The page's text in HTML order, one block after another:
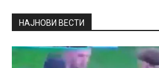
НAЈНОВИ ВЕСТИ